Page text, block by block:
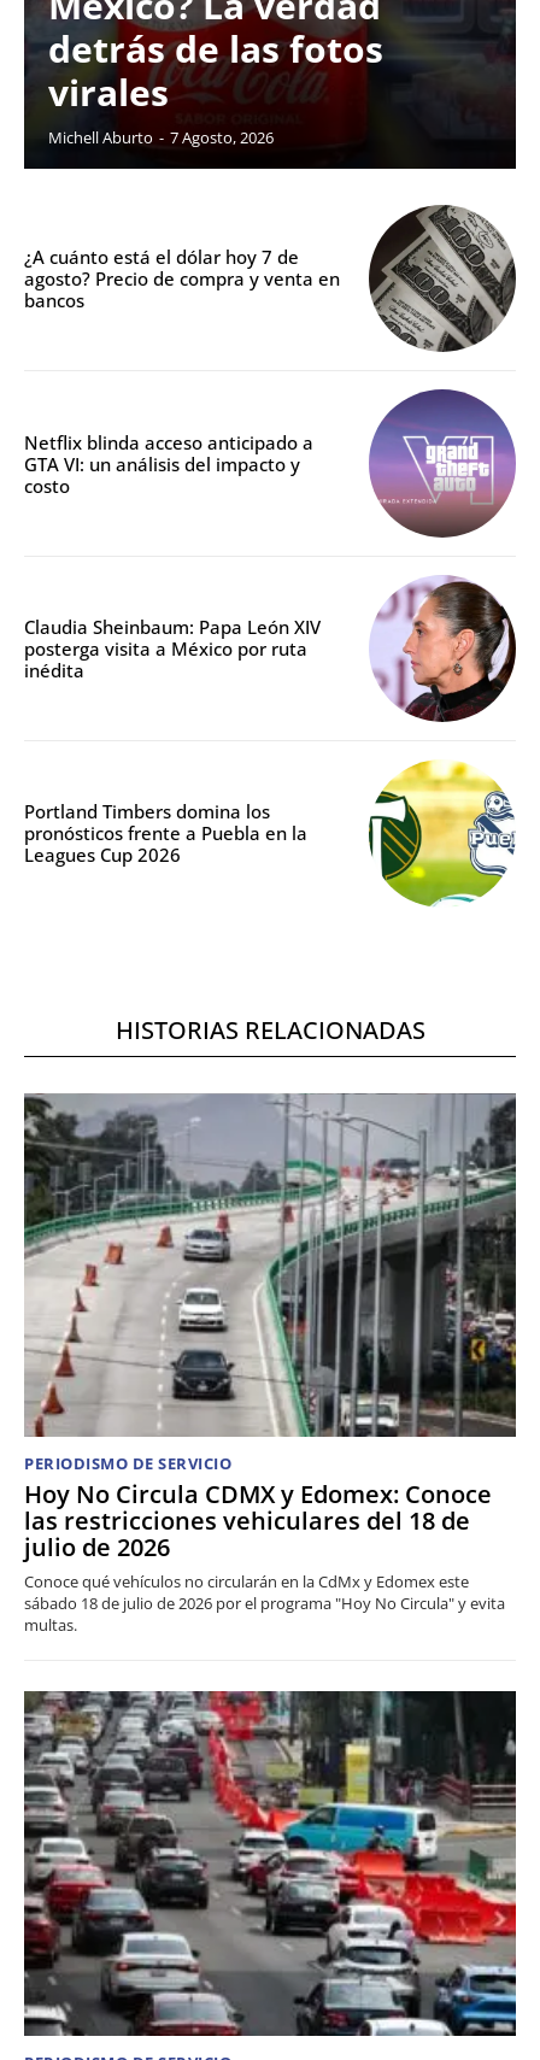
detrás de las fotos
virales
Michell Aburto - 7 Agosto, 2026
¿A cuánto está el dólar hoy 7 de
agosto? Precio de compra y venta en
bancos
Netflix blinda acceso anticipado a
GTA VI: un análisis del impacto y
costo
Claudia Sheinbaum: Papa León XIV
posterga visita a México por ruta
inédita
Portland Timbers domina los
pronósticos frente a Puebla en la
Leagues Cup 2026
HISTORIAS RELACIONADAS
PERIODISMO DE SERVICIO
Hoy No Circula CDMX y Edomex: Conoce
las restricciones vehiculares del 18 de
julio de 2026
Conoce qué vehículos no circularán en la CdMx y Edomex este
sábado 18 de julio de 2026 por el programa "Hoy No Circula" y evita
multas.